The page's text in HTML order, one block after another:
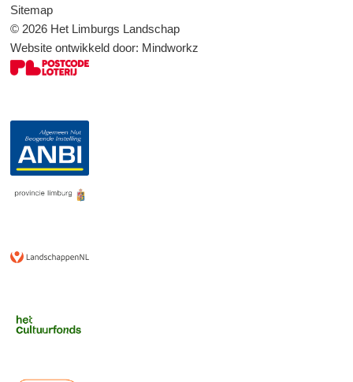
Sitemap
© 2026 Het Limburgs Landschap
Website ontwikkeld door: Mindworkz